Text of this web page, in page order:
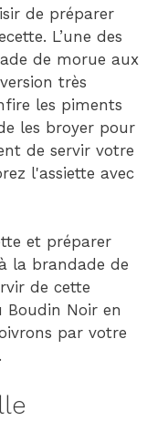
de préparer
L’une des
de morue aux
très
les piments
les broyer pour
de servir votre
l'assiette avec
et préparer
la brandade de
de cette
Boudin Noir en
par votre